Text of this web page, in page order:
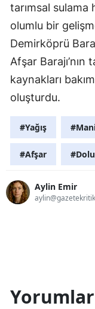
tarımsal sulama
olumlu bir
Demirköprü
Afşar
kaynakları
oluşturdu.
#Yağış
#Afşar
Aylin Emir
Yorumlar